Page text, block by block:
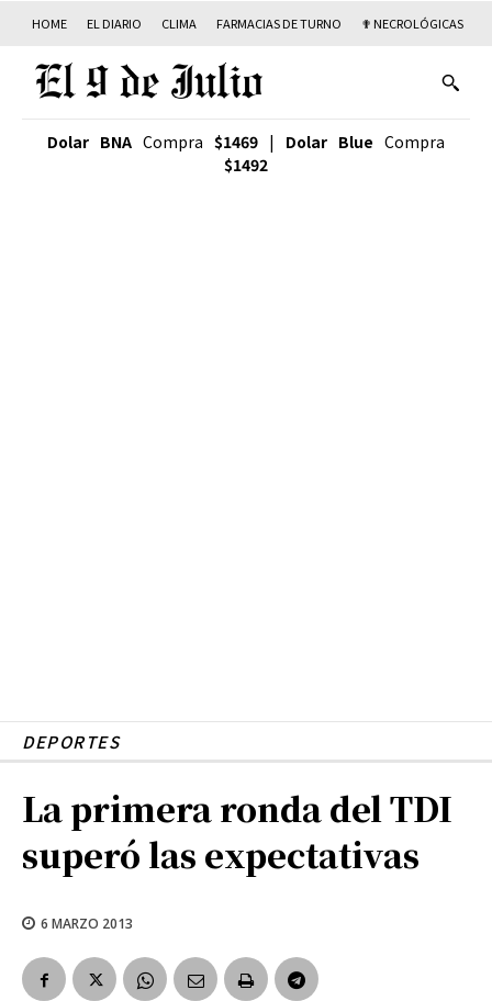
HOME EL DIARIO CLIMA FARMACIAS DE TURNO ✟ NECROLÓGICAS
Dolar BNA Compra $1469 | Dolar Blue Compra
$1492
DEPORTES
La primera ronda del TDI
superó las expectativas
6 MARZO 2013